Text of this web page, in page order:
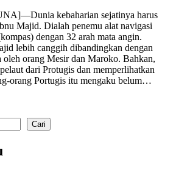
kebaharian sejatinya harus
Majid. Dialah penemu alat navigasi
dengan 32 arah mata angin.
lebih canggih dibandingkan dengan
oleh orang Mesir dan Maroko. Bahkan,
dari Protugis dan memperlihatkan
orang Portugis itu mengaku belum…
Cari